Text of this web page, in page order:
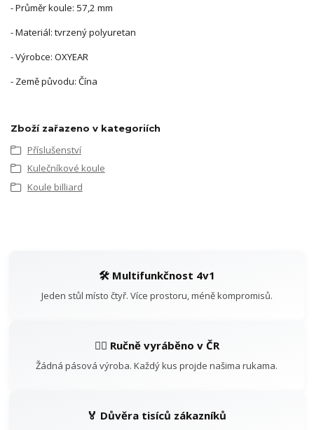
- Průměr koule: 57,2 mm
- Materiál: tvrzený polyuretan
- Výrobce: OXYEAR
- Země původu: Čína
Zboží zařazeno v kategoriích
Příslušenství
Kulečníkové koule
Koule billiard
🛠️ Multifunkčnost 4v1
Jeden stůl místo čtyř. Více prostoru, méně kompromisů.
👷‍♂️ Ručně vyráběno v ČR
Žádná pásová výroba. Každý kus projde našima rukama.
🏅 Důvěra tisíců zákazníků